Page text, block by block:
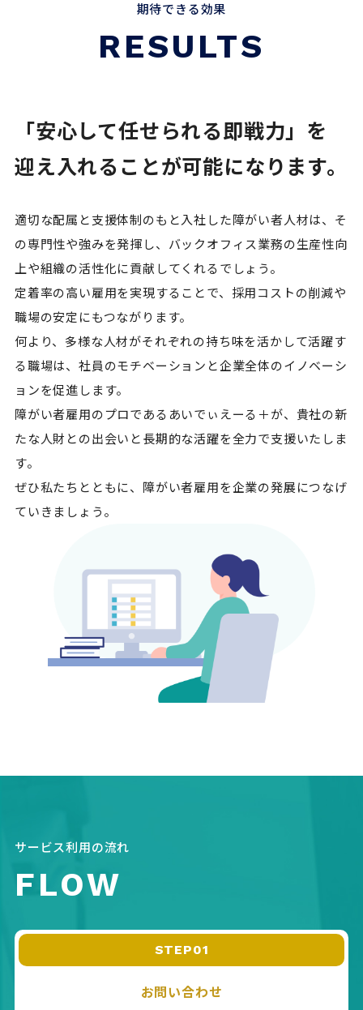
期待できる効果
RESULTS
「安心して任せられる即戦力」を
迎え入れることが可能になります。
適切な配属と支援体制のもと入社した障がい者人材は、そ
の専門性や強みを発揮し、バックオフィス業務の生産性向
上や組織の活性化に貢献してくれるでしょう。
定着率の高い雇用を実現することで、採用コストの削減や
職場の安定にもつながります。
何より、多様な人材がそれぞれの持ち味を活かして活躍す
る職場は、社員のモチベーションと企業全体のイノベーシ
ョンを促進します。
障がい者雇用のプロであるあいでぃえーる＋が、貴社の新
たな人財との出会いと長期的な活躍を全力で支援いたしま
す。
ぜひ私たちとともに、障がい者雇用を企業の発展につなげ
ていきましょう。
サービス利用の流れ
FLOW
STEP01
お問い合わせ